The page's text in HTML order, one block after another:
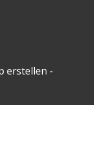
erstellen -